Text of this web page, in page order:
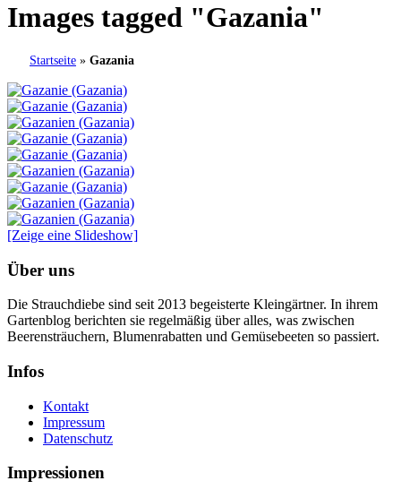
Images tagged "Gazania"
Startseite » Gazania
[Zeige eine Slideshow]
Über uns
Die Strauchdiebe sind seit 2013 begeisterte Kleingärtner. In ihrem
Gartenblog berichten sie regelmäßig über alles, was zwischen
Beerensträuchern, Blumenrabatten und Gemüsebeeten so passiert.
Infos
Kontakt
Impressum
Datenschutz
Impressionen